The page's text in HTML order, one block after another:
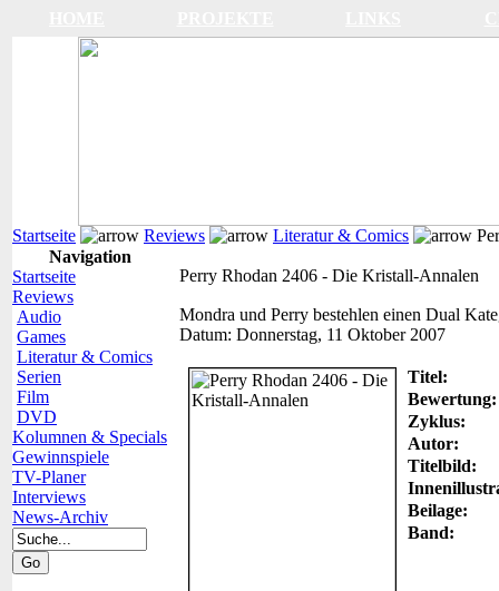
Startseite Reviews Literatur & Comics
Navigation
Startseite
Reviews
Audio
Games
Literatur & Comics
Serien
Film
DVD
Kolumnen & Specials
Gewinnspiele
TV-Planer
Interviews
News-Archiv
Perry Rhodan 2406 - Die Kristall-Annalen
Mondra und Perry bestehlen einen Dual
Datum: Donnerstag, 11 Oktober 2007
Titel:
Bewertung:
Zyklus:
Autor:
Titelbild:
Beilage:
Band: